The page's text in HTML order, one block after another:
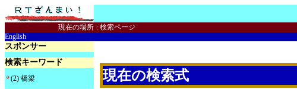
現在の場所 : 検索ページ
English
スポンサー
検索キーワード
(2) 橋梁 現在の検索式